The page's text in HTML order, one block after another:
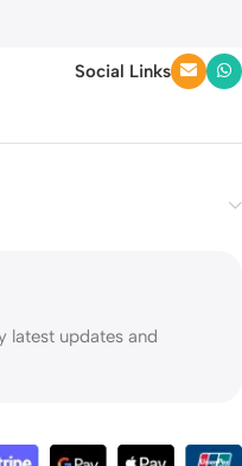
Social Links
latest updates and